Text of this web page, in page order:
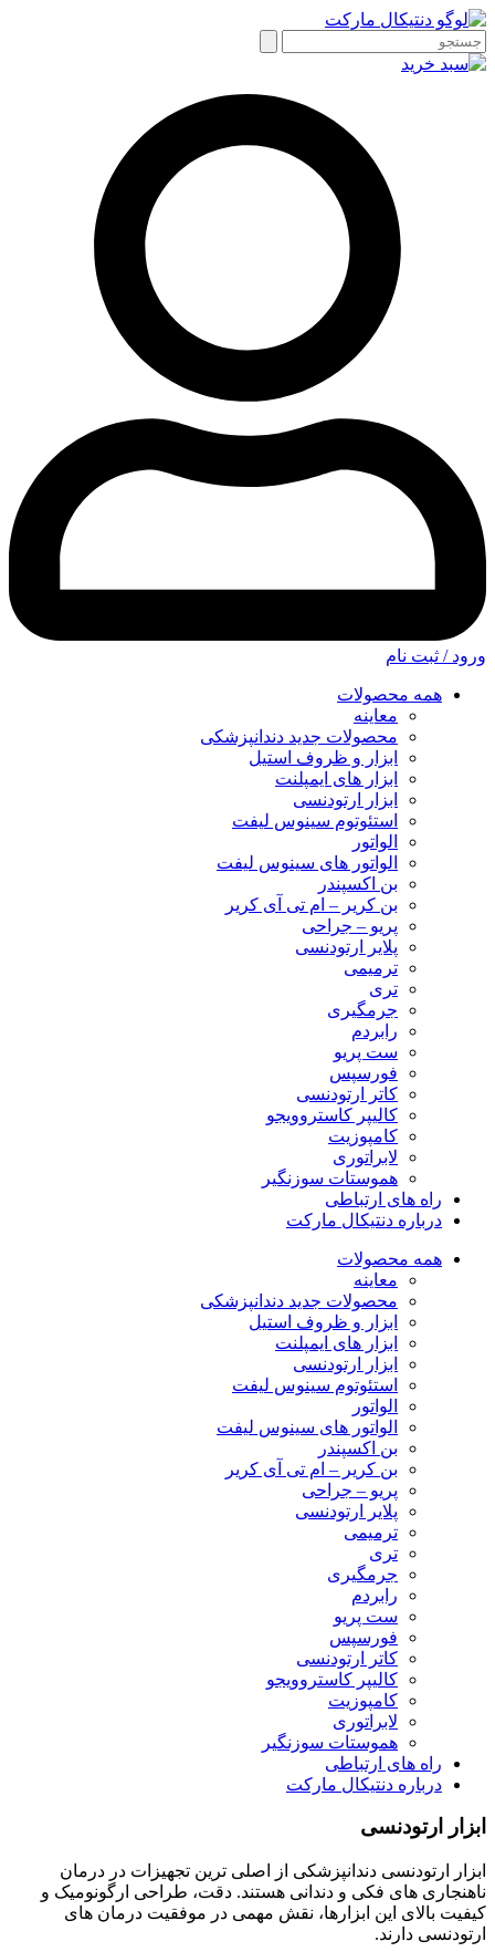
ورود / ثبت نام
همه محصولات
معاینه
محصولات جدید دندانپزشکی
ابزار و ظروف استیل
ابزار های ایمپلنت
ابزار ارتودنسی
استئوتوم سینوس لیفت
الواتور
الواتور های سینوس لیفت
بن اکسپندر
بن کریر – ام تی آی کریر
پریو – جراحی
پلایر ارتودنسی
ترمیمی
تری
جرمگیری
رابردم
ست پریو
فورسپس
کاتر ارتودنسی
کالیپر کاستروویجو
کامپوزیت
لابراتوری
هموستات سوزنگیر
راه های ارتباطی
درباره دنتیکال مارکت
همه محصولات
معاینه
محصولات جدید دندانپزشکی
ابزار و ظروف استیل
ابزار های ایمپلنت
ابزار ارتودنسی
استئوتوم سینوس لیفت
الواتور
الواتور های سینوس لیفت
بن اکسپندر
بن کریر – ام تی آی کریر
پریو – جراحی
پلایر ارتودنسی
ترمیمی
تری
جرمگیری
رابردم
ست پریو
فورسپس
کاتر ارتودنسی
کالیپر کاستروویجو
کامپوزیت
لابراتوری
هموستات سوزنگیر
راه های ارتباطی
درباره دنتیکال مارکت
ابزار ارتودنسی
ابزار ارتودنسی دندانپزشکی از اصلی ترین تجهیزات در درمان
ناهنجاری های فکی و دندانی هستند. دقت، طراحی ارگونومیک و
کیفیت بالای این ابزارها، نقش مهمی در موفقیت درمان های
ارتودنسی دارند.